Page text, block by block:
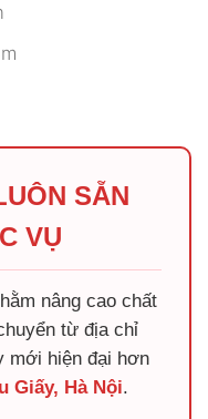
SẴN
VỤ
nâng cao chất
từ địa chỉ
mới hiện đại hơn
Giấy, Hà Nội.